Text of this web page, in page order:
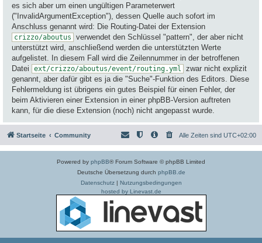
es sich aber um einen ungültigen Parameterwert
("InvalidArgumentException"), dessen Quelle auch sofort im
Anschluss genannt wird: Die Routing-Datei der Extension
crizzo/aboutus
verwendet den Schlüssel "pattern", der aber nicht
unterstützt wird, anschließend werden die unterstützten Werte
aufgelistet. In diesem Fall wird die Zeilennummer in der betroffenen
Datei
ext/crizzo/aboutus/event/routing.yml
zwar nicht explizit
genannt, aber dafür gibt es ja die "Suche"-Funktion des Editors. Diese
Fehlermeldung ist übrigens ein gutes Beispiel für einen Fehler, der
beim Aktivieren einer Extension in einer phpBB-Version auftreten
kann, für die diese Extension (noch) nicht angepasst wurde.
Startseite Community Alle Zeiten sind UTC+02:00
Powered by phpBB® Forum Software © phpBB Limited
Deutsche Übersetzung durch phpBB.de
Datenschutz| Nutzungsbedingungen
hosted by Linevast.de